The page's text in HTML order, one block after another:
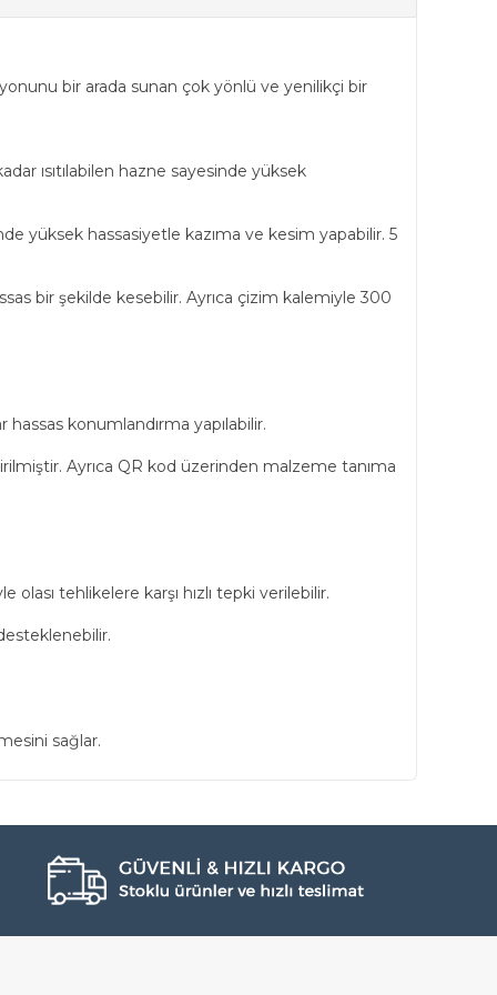
bir arada sunan çok yönlü ve yenilikçi bir
ısıtılabilen hazne sayesinde yüksek
yüksek hassasiyetle kazıma ve kesim yapabilir. 5
bir şekilde kesebilir. Ayrıca çizim kalemiyle 300
konumlandırma yapılabilir.
Ayrıca QR kod üzerinden malzeme tanıma
tehlikelere karşı hızlı tepki verilebilir.
sağlar.